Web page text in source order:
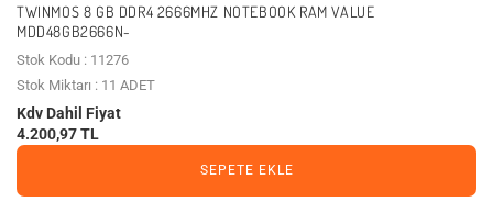
TWINMOS 8 GB DDR4 2666MHZ NOTEBOOK RAM VALUE
MDD48GB2666N-
Stok Kodu : 11276
Stok Miktarı : 11 ADET
Kdv Dahil Fiyat
4.200,97 TL
SEPETE EKLE